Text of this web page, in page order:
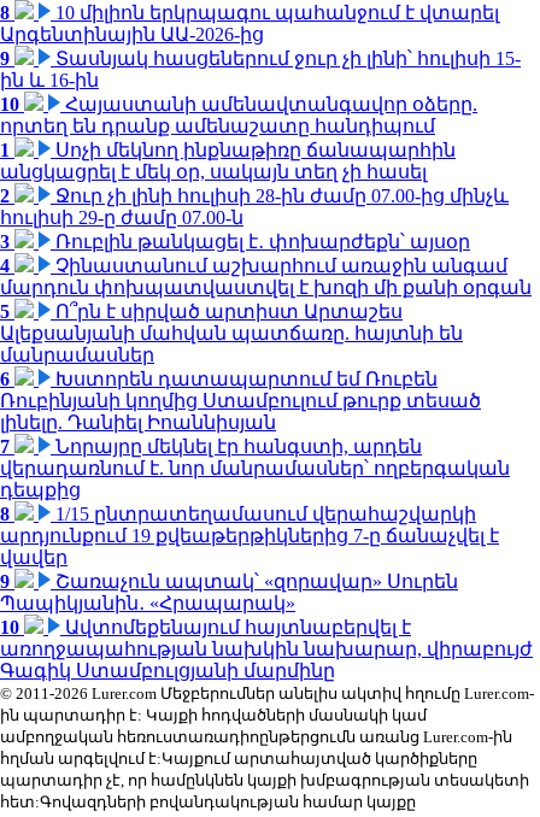
8
10 միլիոն երկրպագու պահանջում է վտարել
Արգենտինային ԱԱ-2026-ից
9
Տասնյակ հասցեներում ջուր չի լինի՝ հուլիսի 15-
ին և 16-ին
10
Հայաստանի ամենավտանգավոր օձերը.
որտեղ են դրանք ամենաշատը հանդիպում
1
Սոչի մեկնող ինքնաթիռը ճանապարհին
անցկացրել է մեկ օր, սակայն տեղ չի հասել
2
Ջուր չի լինի հուլիսի 28-ին ժամը 07.00-ից մինչև
հուլիսի 29-ը ժամը 07.00-ն
3
Ռուբլին թանկացել է․ փոխարժեքն՝ այսօր
4
Չինաստանում աշխարհում առաջին անգամ
մարդուն փոխպատվաստվել է խոզի մի քանի օրգան
5
Ո՞րն է սիրված արտիստ Արտաշես
Ալեքսանյանի մահվան պատճառը. հայտնի են
մանրամասներ
6
Խստորեն դատապարտում եմ Ռուբեն
Ռուբինյանի կողմից Ստամբուլում թուրք տեսած
լինելը. Դանիել Իոաննիսյան
7
Նորայրը մեկնել էր հանգստի, արդեն
վերադառնում է. նոր մանրամասներ՝ ողբերգական
դեպքից
8
1/15 ընտրատեղամասում վերահաշվարկի
արդյունքում 19 քվեաթերթիկներից 7-ը ճանաչվել է
վավեր
9
Շառաչուն ապտակ՝ «զորավար» Սուրեն
Պապիկյանին․ «Հրապարակ»
10
Ավտոմեքենայում հայտնաբերվել է
առողջապահության նախկին նախարար, վիրաբույժ
Գագիկ Ստամբուլցյանի մարմինը
© 2011-2026 Lurer.com Մեջբերումներ անելիս ակտիվ հղումը Lurer.com-
ին պարտադիր է: Կայքի հոդվածների մասնակի կամ
ամբողջական հեռուստառադիոընթերցումն առանց Lurer.com-ին
հղման արգելվում է:Կայքում արտահայտված կարծիքները
պարտադիր չէ, որ համընկնեն կայքի խմբագրության տեսակետի
հետ:Գովազդների բովանդակության համար կայքը